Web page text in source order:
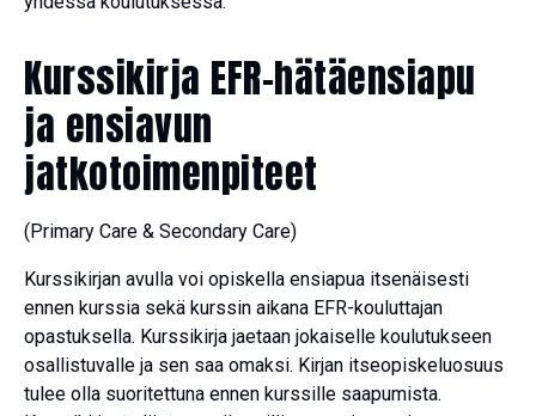
Kurssikirja EFR-hätäensiapu
ja ensiavun
jatkotoimenpiteet
(Primary Care & Secondary Care)
Kurssikirjan avulla voi opiskella ensiapua itsenäisesti
ennen kurssia sekä kurssin aikana EFR-kouluttajan
opastuksella. Kurssikirja jaetaan jokaiselle koulutukseen
osallistuvalle ja sen saa omaksi. Kirjan itseopiskeluosuus
tulee olla suoritettuna ennen kurssille saapumista.